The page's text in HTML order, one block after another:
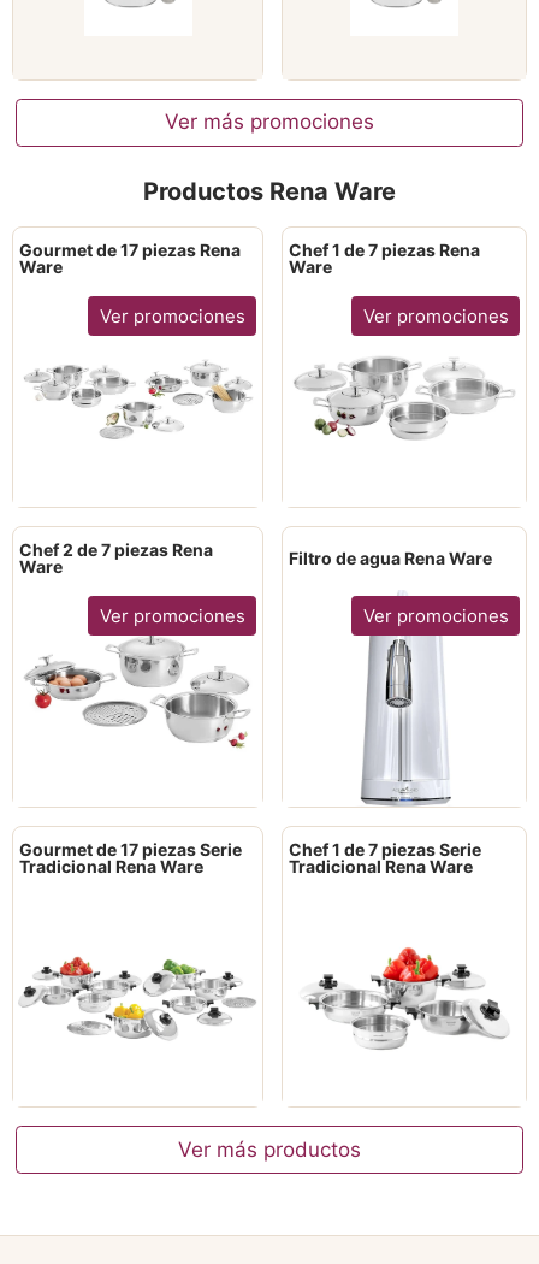
Ver más promociones
Productos Rena Ware
Gourmet de 17 piezas Rena
Ware
Ver promociones
Chef 1 de 7 piezas Rena
Ware
Ver promociones
Chef 2 de 7 piezas Rena
Ware
Ver promociones
Filtro de agua Rena Ware
Ver promociones
Gourmet de 17 piezas Serie
Tradicional Rena Ware
Chef 1 de 7 piezas Serie
Tradicional Rena Ware
Ver más productos